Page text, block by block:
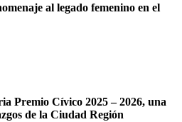
al legado femenino en el
Premio Cívico 2025 – 2026, una
de la Ciudad Región